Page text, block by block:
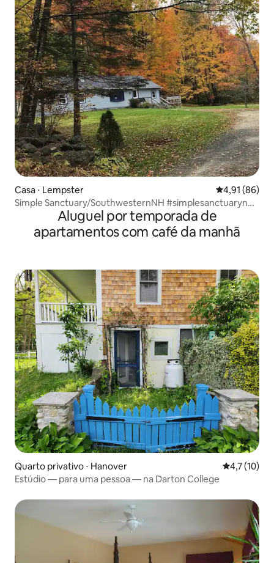
Casa ⋅ Lempster 4,91 de uma
4,91 (86)
Simple Sanctuary/SouthwesternNH #simplesanctuarynh
(Santuário Simples/SouthwesternNH)
Aluguel por temporada de
apartamentos com café da manhã
Quarto privativo ⋅ Hanover 4,7 de uma
4,7 (10)
Estúdio — para uma pessoa — na Darton College